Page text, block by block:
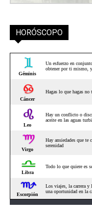
HORÓSCOPO